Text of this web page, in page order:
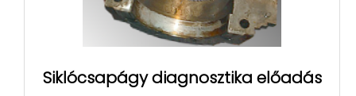
Siklócsapágy diagnosztika előadás